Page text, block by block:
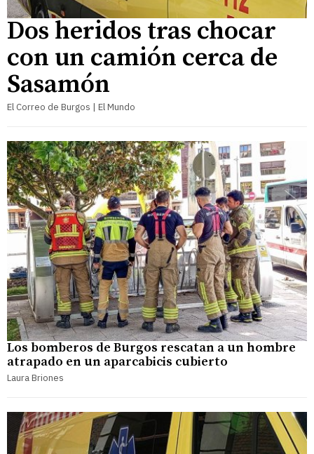
Dos heridos tras chocar
con un camión cerca de
Sasamón
El Correo de Burgos | El Mundo
Los bomberos de Burgos rescatan a un hombre
atrapado en un aparcabicis cubierto
Laura Briones